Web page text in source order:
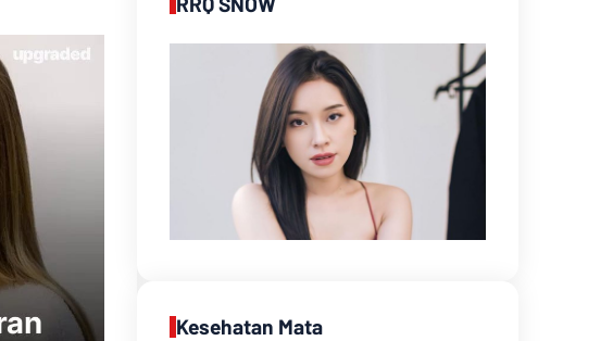
Kesehatan Mata